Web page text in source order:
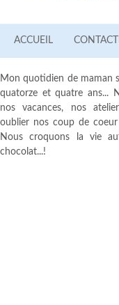
ACCUEIL
Mon quotidien de maman
quatorze et quatre ans...
nos vacances, nos
oublier nos coup de
Nous croquons la vie
chocolat...!